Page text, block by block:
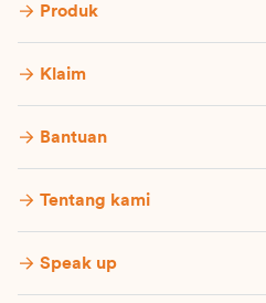
Produk
Klaim
Bantuan
Tentang kami
Speak up